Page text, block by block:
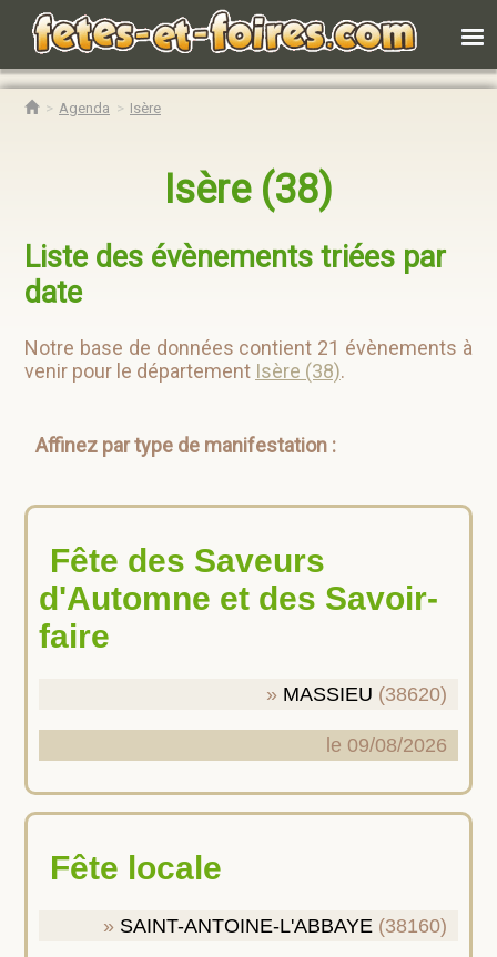
Agenda Isère
Isère (38)
Liste des évènements triées par
date
Notre base de données contient 21 évènements à
venir pour le département Isère (38).
Affinez par type de manifestation :
Fête des Saveurs
d'Automne et des Savoir-
faire
MASSIEU (38620)
le 09/08/2026
Fête locale
SAINT-ANTOINE-L'ABBAYE (38160)